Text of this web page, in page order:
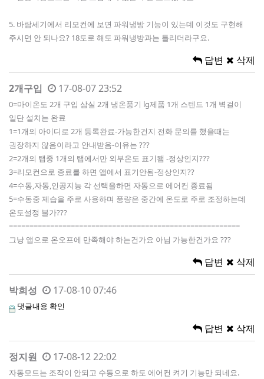
5. 바람세기에서 리모컨에 보면 파워냉방 기능이 있는데 이것도 구현해
주시면 안 되나요? 18도로 해도 파워냉방과는 틀리더라구요.
답변 삭제
2개구입 17-08-07 23:52
0=마이온도 2개 구입 삼실 2개 냉온풍기 lg제품 1개 스텐드 1개 벽걸이
일단 설치는 완료
1=1개의 아이디로 2개 등록완료-가능한건지 전화 문의를 했을때는
권장하지 않음이라고 안내받음-이유는 ???
2=2개의 탭중 1개의 탭에서만 외부온도 표기됌 -정상인지???
3=리모컨으로 종료를 하면 앱에서 표기안됨-정상인지??
4=수동,자동,인공지능 각 선택을하면 자동으로 에어컨 종료됨
5=수동중 제습을 주로 사용하며 풍량은 중간에 온도로 주로 조정하는데
온도설정 불가???
========================================================
그냥 앱으로 온오프에 만족해야 하는건가요 아님 가능한건가요 ???
답변 삭제
박희성 17-08-10 07:46
댓글내용 확인
답변 삭제
정지원 17-08-12 22:02
자동모드는 조작이 안되고 수동으로 하도 에어컨 켜기 기능만 되네요.